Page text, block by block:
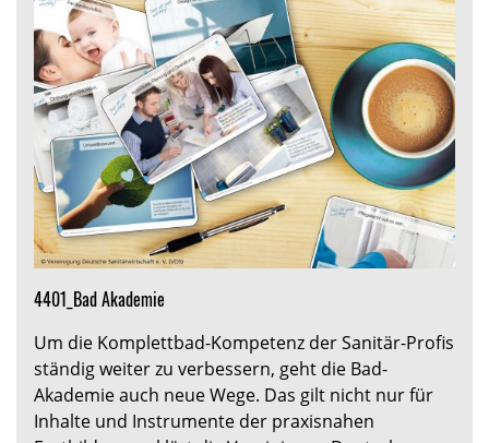
4401_Bad Akademie
Um die Komplettbad-Kompetenz der Sanitär-Profis
ständig weiter zu verbessern, geht die Bad-
Akademie auch neue Wege. Das gilt nicht nur für
Inhalte und Instrumente der praxisnahen